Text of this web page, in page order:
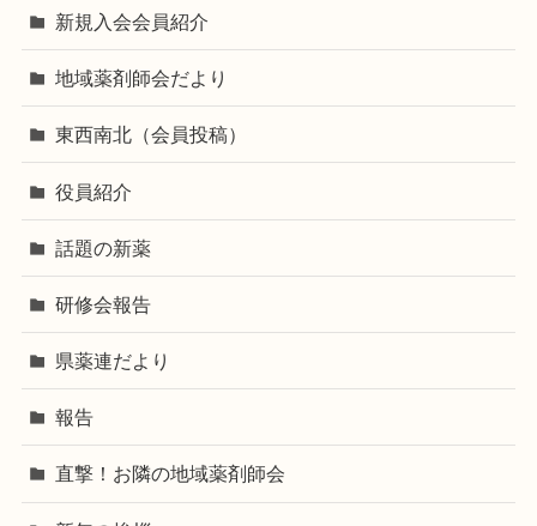
新規入会会員紹介
地域薬剤師会だより
東西南北（会員投稿）
役員紹介
話題の新薬
研修会報告
県薬連だより
報告
直撃！お隣の地域薬剤師会